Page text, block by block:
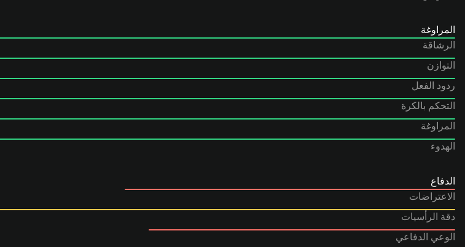
المراوغة
الرشاقة
التوازن
ردود الفعل
التحكم بالكرة
المراوغة
الهدوء
الدفاع
الاعتراضات
دقة الرأسيات
الوعي الدفاعي